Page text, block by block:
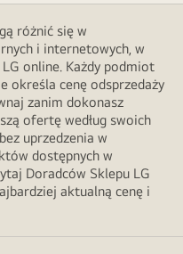
różnić się w
i internetowych, w
online. Każdy podmiot
określa cenę odsprzedaży
zanim dokonasz
ofertę według swoich
uprzedzenia w
dostępnych w
Doradców Sklepu LG
aktualną cenę i